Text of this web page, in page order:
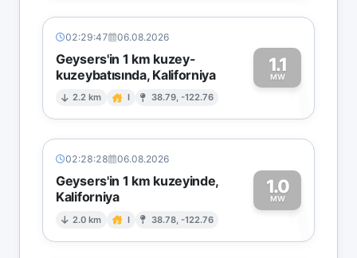
02:29:47 06.08.2026
Geysers'in 1 km kuzey-
kuzeybatısında, Kaliforniya
2.2 km I 38.79, -122.76
1.1
MW1
02:28:28 06.08.2026
Geysers'in 1 km kuzeyinde,
Kaliforniya
2.0 km I 38.78, -122.76
1.0
MW1